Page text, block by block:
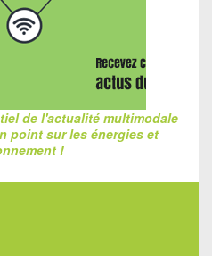
de l'actualité multimodale
point sur les énergies et
!